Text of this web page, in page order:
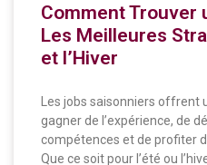
Comment Trouver
Les Meilleures
et l’Hiver
Les jobs saisonniers
gagner de l’expérience, de
compétences et de profiter
Que ce soit pour l’été ou